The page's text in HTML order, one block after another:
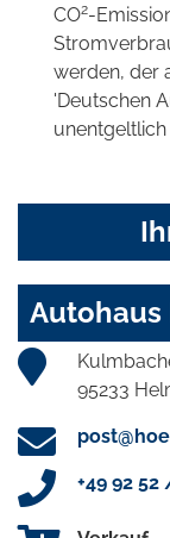
CO2-
werden, der
'Deutschen
95233
+49 92